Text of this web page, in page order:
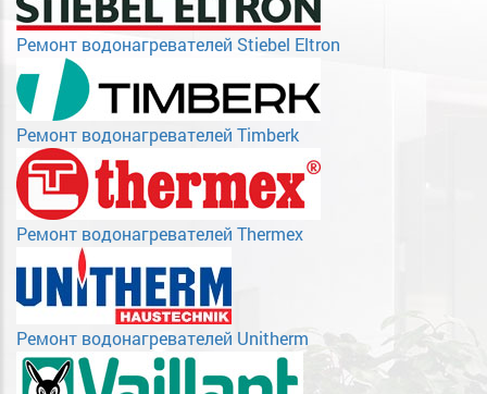
Ремонт водонагревателей Stiebel Eltron
Ремонт водонагревателей Timberk
Ремонт водонагревателей Thermex
Ремонт водонагревателей Unitherm